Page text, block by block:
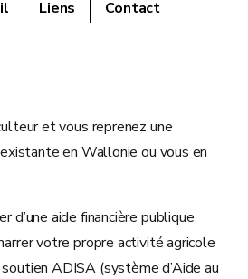
Liens Contact
et vous reprenez une
en Wallonie ou vous en
d’une aide financière publique
votre propre activité agricole
ADISA (système d’Aide au